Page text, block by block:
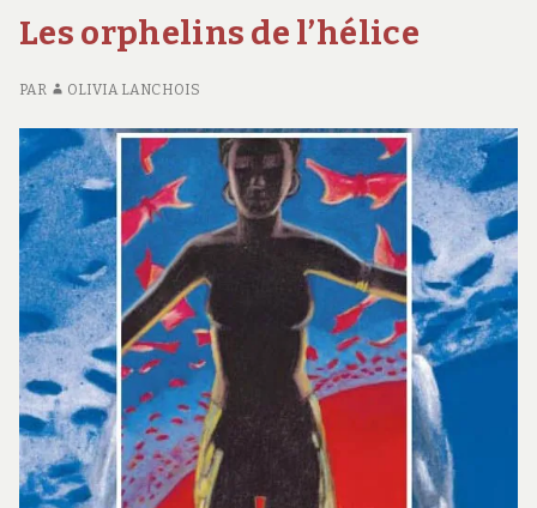
CIBOLA</SPAN>
CLASS="ENTRY-
EXPANSE
#4</SPAN>
Les orphelins de l’hélice
PAR OLIVIA LANCHOIS